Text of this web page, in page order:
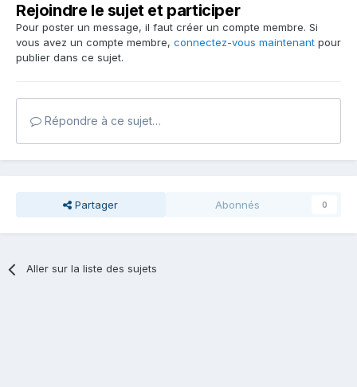
Rejoindre le sujet et participer
Pour poster un message, il faut créer un compte membre. Si
vous avez un compte membre, connectez-vous maintenant pour
publier dans ce sujet.
Répondre à ce sujet…
Partager Abonnés 0
Aller sur la liste des sujets